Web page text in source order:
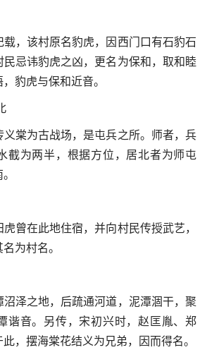
，该村原名豹虎，因西门口有石豹石
忌讳豹虎之凶，更名为保和，取和睦
豹虎与保和近音。
棠为古战场，是屯兵之所。师者，兵
截为两半，根据方位，居北者为师屯
曾在此地住宿，并向村民传授武艺，
为村名。
泽之地，后疏通河道，泥潭涸干，聚
谐音。另传，宋初兴时，赵匡胤、郑
，摆海棠花结义为兄弟，因而得名。